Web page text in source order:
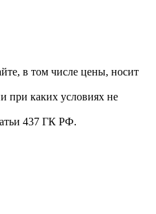
в том числе цены, носит
при каких условиях не
437 ГК РФ.